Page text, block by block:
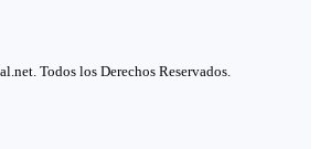
Todos los Derechos Reservados.